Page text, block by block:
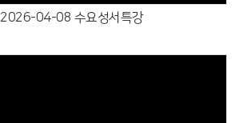
2026-04-08 수요성서특강